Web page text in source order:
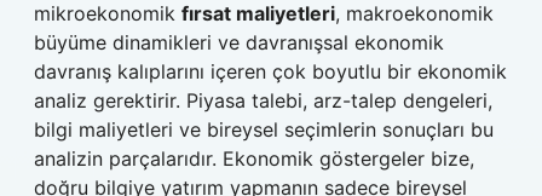
mikroekonomik fırsat maliyetleri, makroekonomik
büyüme dinamikleri ve davranışsal ekonomik
davranış kalıplarını içeren çok boyutlu bir ekonomik
analiz gerektirir. Piyasa talebi, arz-talep dengeleri,
bilgi maliyetleri ve bireysel seçimlerin sonuçları bu
analizin parçalarıdır. Ekonomik göstergeler bize,
doğru bilgiye yatırım yapmanın sadece bireysel